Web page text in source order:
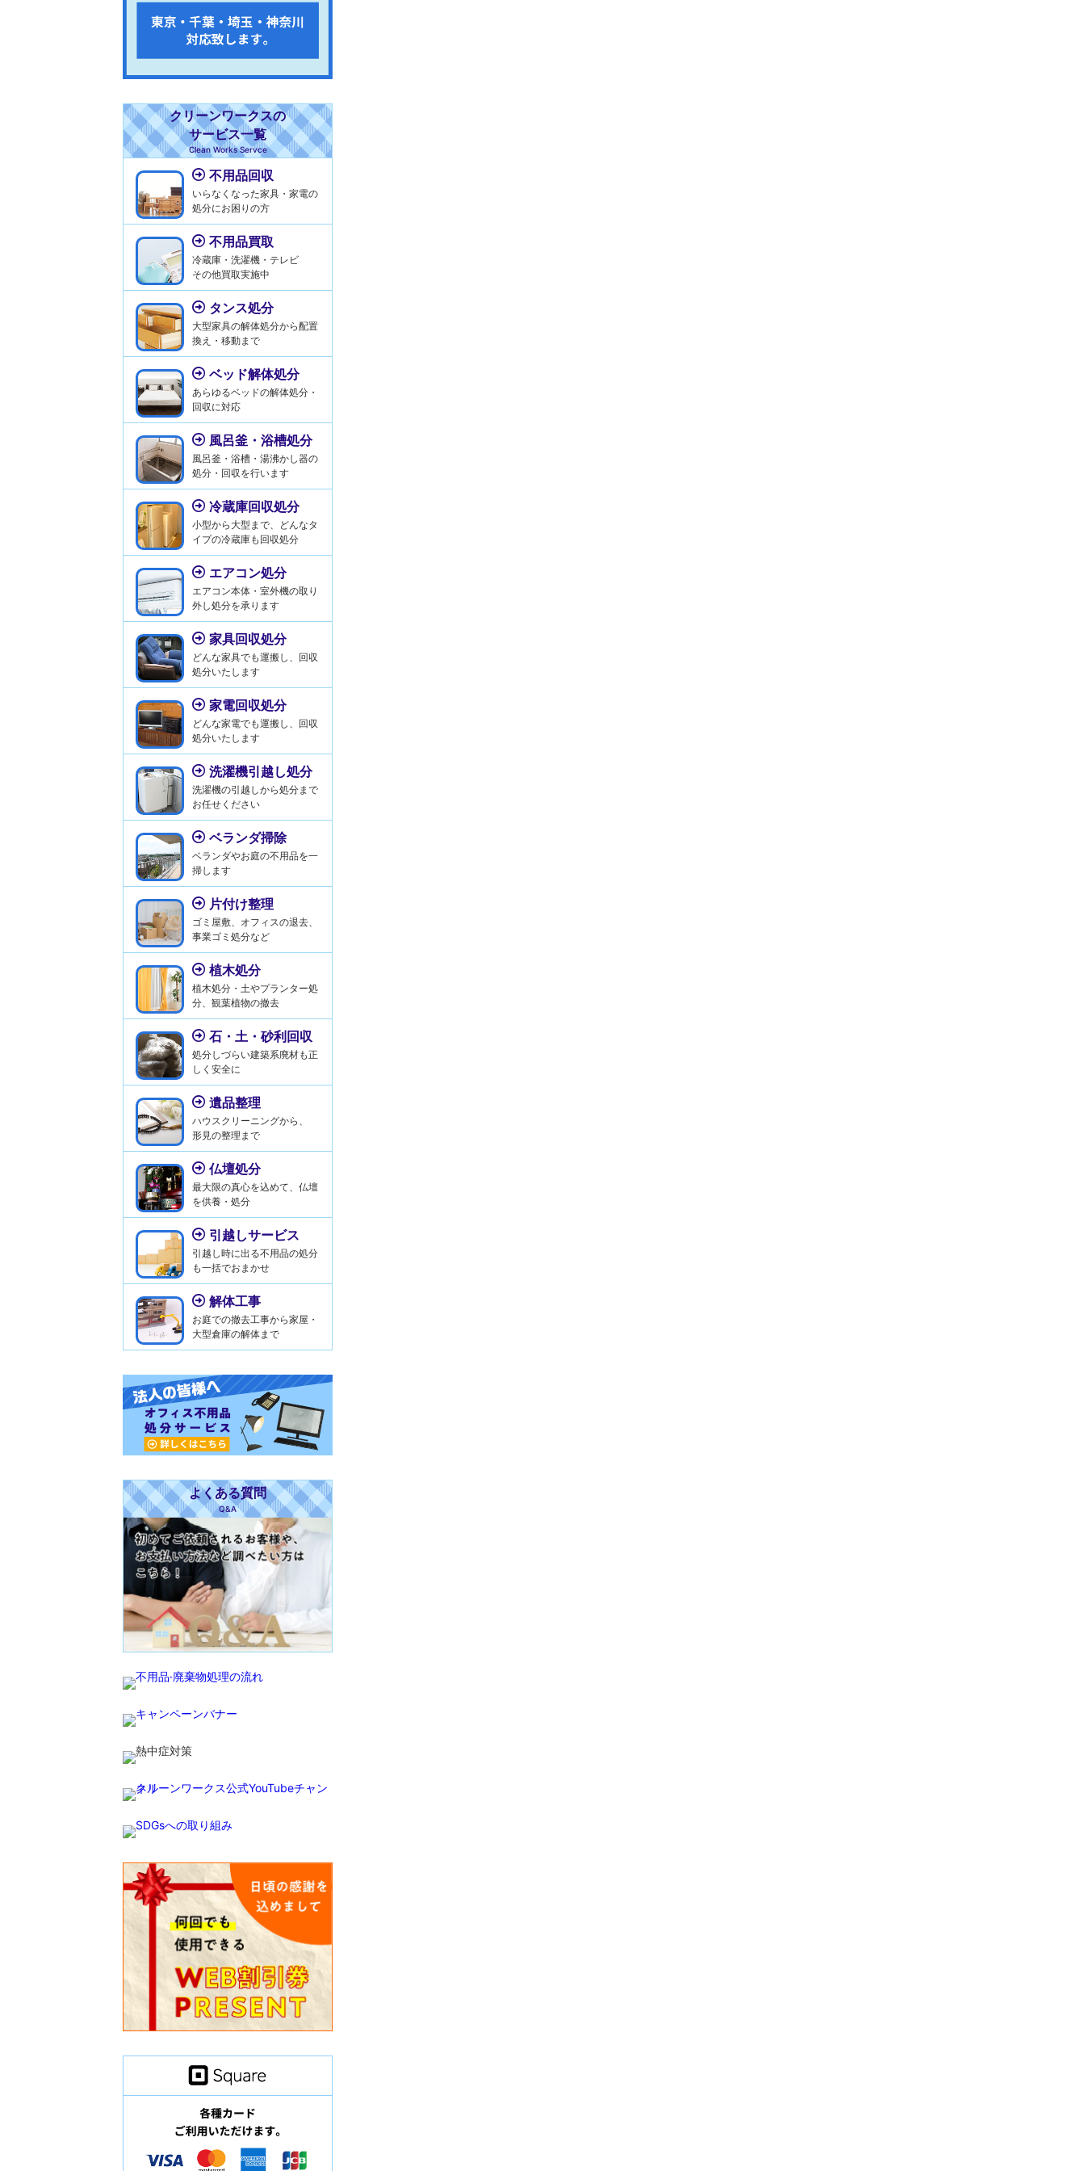
クリーンワークスの
サービス一覧
Clean Works Servce
不用品回収
いらなくなった家具・家電の
処分にお困りの方
不用品買取
冷蔵庫・洗濯機・テレビ
その他買取実施中
タンス処分
大型家具の解体処分から配置
換え・移動まで
ベッド解体処分
あらゆるベッドの解体処分・
回収に対応
風呂釜・浴槽処分
風呂釜・浴槽・湯沸かし器の
処分・回収を行います
冷蔵庫回収処分
小型から大型まで、どんなタ
イプの冷蔵庫も回収処分
エアコン処分
エアコン本体・室外機の取り
外し処分を承ります
家具回収処分
どんな家具でも運搬し、回収
処分いたします
家電回収処分
どんな家電でも運搬し、回収
処分いたします
洗濯機引越し処分
洗濯機の引越しから処分まで
お任せください
ベランダ掃除
ベランダやお庭の不用品を一
掃します
片付け整理
ゴミ屋敷、オフィスの退去、
事業ゴミ処分など
植木処分
植木処分・土やプランター処
分、観葉植物の撤去
石・土・砂利回収
処分しづらい建築系廃材も正
しく安全に
遺品整理
ハウスクリーニングから、
形見の整理まで
仏壇処分
最大限の真心を込めて、仏壇
を供養・処分
引越しサービス
引越し時に出る不用品の処分
も一括でおまかせ
解体工事
お庭での撤去工事から家屋・
大型倉庫の解体まで
よくある質問
Q&A